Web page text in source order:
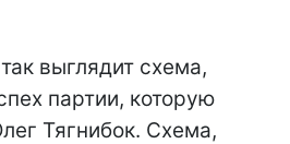
выглядит схема,
партии, которую
Тягнибок. Схема,